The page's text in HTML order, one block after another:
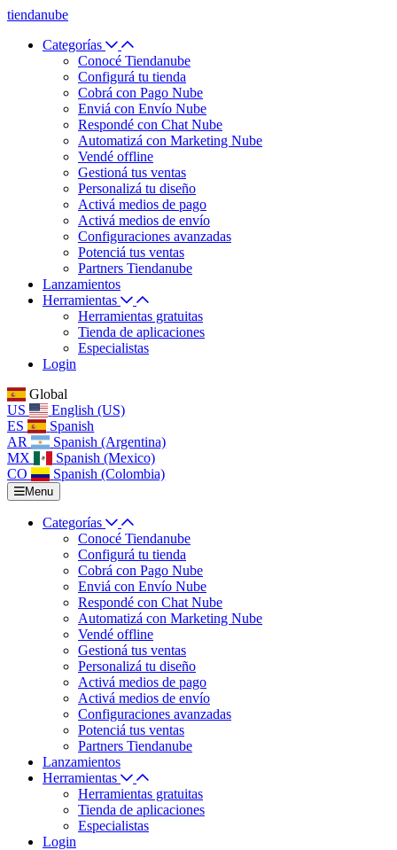
tiendanube
Categorías
Conocé Tiendanube
Configurá tu tienda
Cobrá con Pago Nube
Enviá con Envío Nube
Respondé con Chat Nube
Automatizá con Marketing Nube
Vendé offline
Gestioná tus ventas
Personalizá tu diseño
Activá medios de pago
Activá medios de envío
Configuraciones avanzadas
Potenciá tus ventas
Partners Tiendanube
Lanzamientos
Herramientas
Herramientas gratuitas
Tienda de aplicaciones
Especialistas
Login
Global
US
English (US)
ES
Spanish
AR
Spanish (Argentina)
MX
Spanish (Mexico)
CO
Spanish (Colombia)
Menu
Categorías
Conocé Tiendanube
Configurá tu tienda
Cobrá con Pago Nube
Enviá con Envío Nube
Respondé con Chat Nube
Automatizá con Marketing Nube
Vendé offline
Gestioná tus ventas
Personalizá tu diseño
Activá medios de pago
Activá medios de envío
Configuraciones avanzadas
Potenciá tus ventas
Partners Tiendanube
Lanzamientos
Herramientas
Herramientas gratuitas
Tienda de aplicaciones
Especialistas
Login